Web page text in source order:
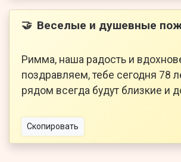
🤝 Веселые и душевные
Римма, наша радость и
поздравляем, тебе сегодня 78
рядом всегда будут близкие и
Скопировать